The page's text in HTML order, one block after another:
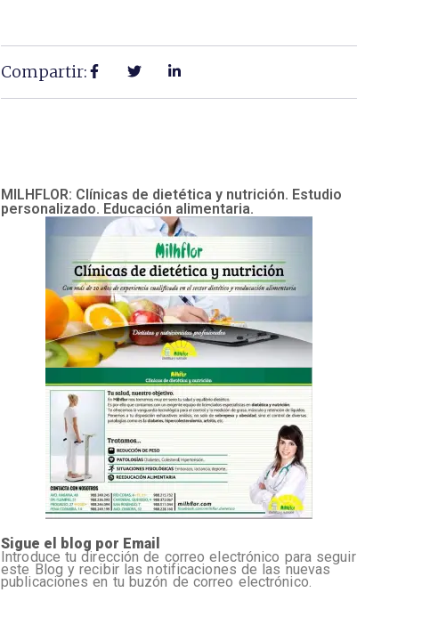
Compartir:
MILHFLOR: Clínicas de dietética y nutrición. Estudio
personalizado. Educación alimentaria.
Sigue el blog por Email
Introduce tu dirección de correo electrónico para seguir
este Blog y recibir las notificaciones de las nuevas
publicaciones en tu buzón de correo electrónico.